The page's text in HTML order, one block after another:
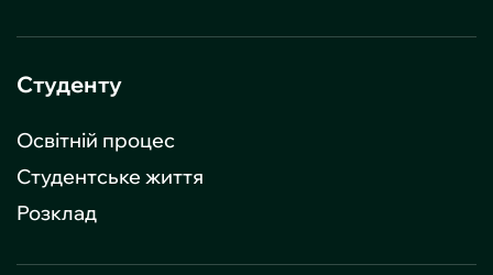
Студенту
Освітній процес
Студентське життя
Розклад